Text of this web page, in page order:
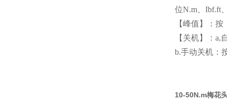
位N.m、Ibf.ft
【峰值】：
【关机】：
b.手动关机：
10-50N.m梅花